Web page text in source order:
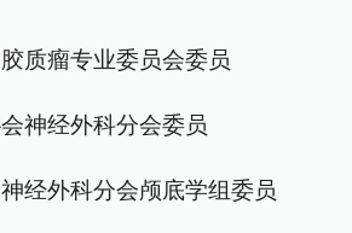
质瘤专业委员会委员
神经外科分会委员
经外科分会颅底学组委员